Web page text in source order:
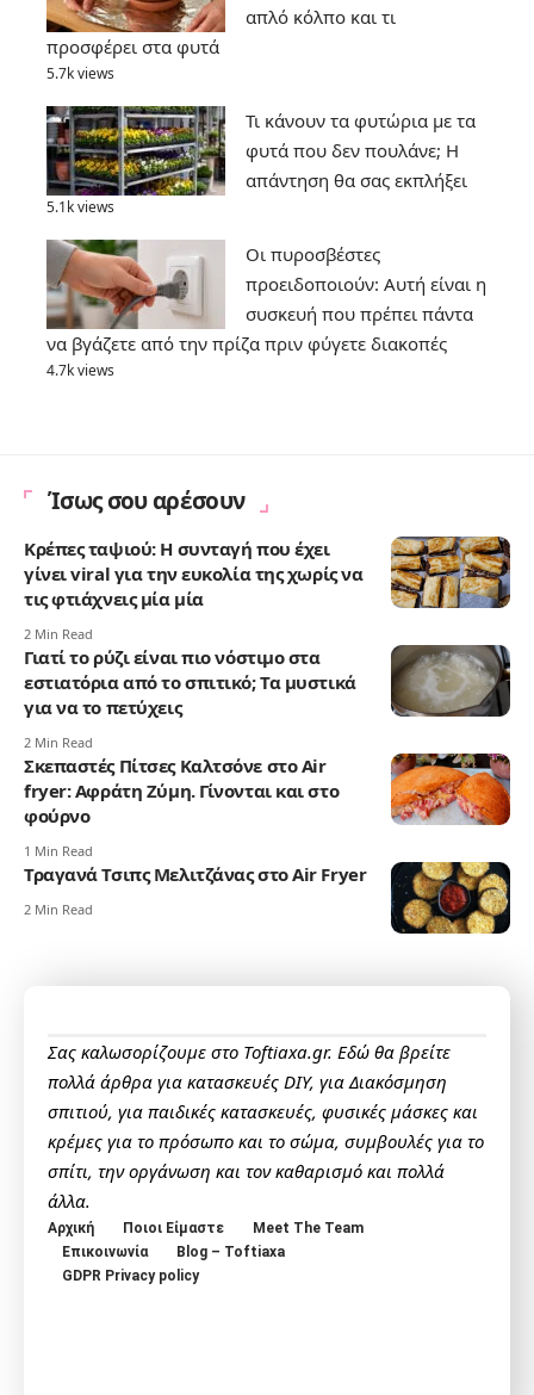
απλό κόλπο και τι
προσφέρει στα φυτά
5.7k views
Τι κάνουν τα φυτώρια με τα
φυτά που δεν πουλάνε; Η
απάντηση θα σας εκπλήξει
5.1k views
Οι πυροσβέστες
προειδοποιούν: Αυτή είναι η
συσκευή που πρέπει πάντα
να βγάζετε από την πρίζα πριν φύγετε διακοπές
4.7k views
Ίσως σου αρέσουν
Κρέπες ταψιού: Η συνταγή που έχει
γίνει viral για την ευκολία της χωρίς να
τις φτιάχνεις μία μία
2 Min Read
Γιατί το ρύζι είναι πιο νόστιμο στα
εστιατόρια από το σπιτικό; Τα μυστικά
για να το πετύχεις
2 Min Read
Σκεπαστές Πίτσες Καλτσόνε στο Air
fryer: Αφράτη Ζύμη. Γίνονται και στο
φούρνο
1 Min Read
Τραγανά Τσιπς Μελιτζάνας στο Air Fryer
2 Min Read
Σας καλωσορίζουμε στο Toftiaxa.gr. Εδώ θα βρείτε
πολλά άρθρα για κατασκευές DIY, για Διακόσμηση
σπιτιού, για παιδικές κατασκευές, φυσικές μάσκες και
κρέμες για το πρόσωπο και το σώμα, συμβουλές για το
σπίτι, την οργάνωση και τον καθαρισμό και πολλά
άλλα.
Αρχική Ποιοι Είμαστε
Meet The Team
Επικοινωνία
Blog – Toftiaxa
GDPR Privacy policy